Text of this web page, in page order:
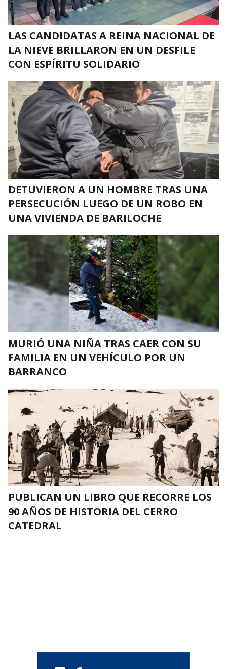
LAS CANDIDATAS A REINA NACIONAL DE
LA NIEVE BRILLARON EN UN DESFILE
CON ESPÍRITU SOLIDARIO
DETUVIERON A UN HOMBRE TRAS UNA
PERSECUCIÓN LUEGO DE UN ROBO EN
UNA VIVIENDA DE BARILOCHE
MURIÓ UNA NIÑA TRAS CAER CON SU
FAMILIA EN UN VEHÍCULO POR UN
BARRANCO
PUBLICAN UN LIBRO QUE RECORRE LOS
90 AÑOS DE HISTORIA DEL CERRO
CATEDRAL